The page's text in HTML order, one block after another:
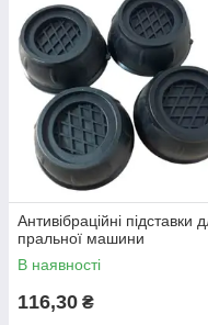
Антивібраційні підставки
пральної машини
В наявності
116,30 ₴